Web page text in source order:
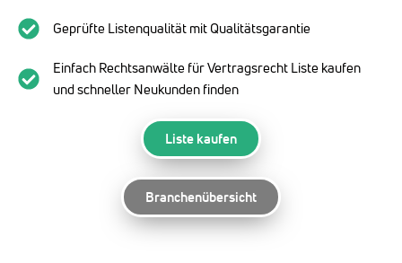
Geprüfte Listenqualität mit Qualitätsgarantie
Einfach Rechtsanwälte für Vertragsrecht Liste kaufen
und schneller Neukunden finden
Liste kaufen
Branchenübersicht